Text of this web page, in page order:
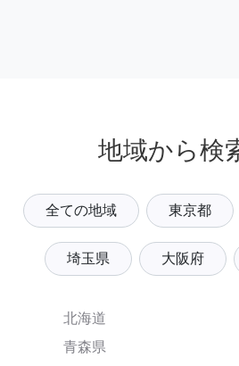
地域から検
全ての地域 東京都
埼玉県 大阪府
北海道
青森県